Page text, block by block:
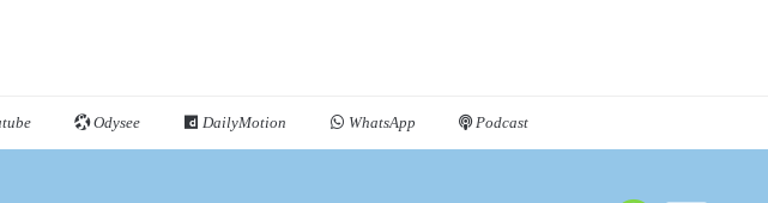
Odysee DailyMotion WhatsApp Podcast